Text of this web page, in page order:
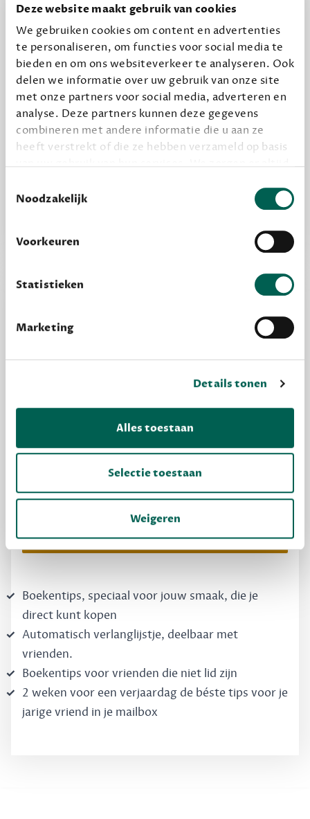
Deze website maakt gebruik van cookies
We gebruiken cookies om content en advertenties
te personaliseren, om functies voor social media te
bieden en om ons websiteverkeer te analyseren. Ook
delen we informatie over uw gebruik van onze site
met onze partners voor social media, adverteren en
analyse. Deze partners kunnen deze gegevens
combineren met andere informatie die u aan ze
heeft verstrekt of die ze hebben verzameld op basis
grondslag gebeurt, en er niet onnodig data van je
wordt verwerkt. Gevoelige persoonsgegevens delen
Noodzakelijk
Voorkeuren
Statistieken
Marketing
Details tonen
Alles toestaan
Selectie toestaan
Weigeren
halen.
12,50 per maand, incl. verzending
Geef cadeau
Alles van Dewey Free
Vooraf een tipje van de sluier, zodat je kunt
Dewey Free
Krijg boekentips, persoonlijk voor jou en je
vrienden. Krijg én geef betere cadeaus.
Schrijf nu gratis in
Boekentips, speciaal voor jouw smaak, die je
direct kunt kopen
Automatisch verlanglijstje, deelbaar met
vrienden.
Boekentips voor vrienden die niet lid zijn
2 weken voor een verjaardag de béste tips voor je
jarige vriend in je mailbox